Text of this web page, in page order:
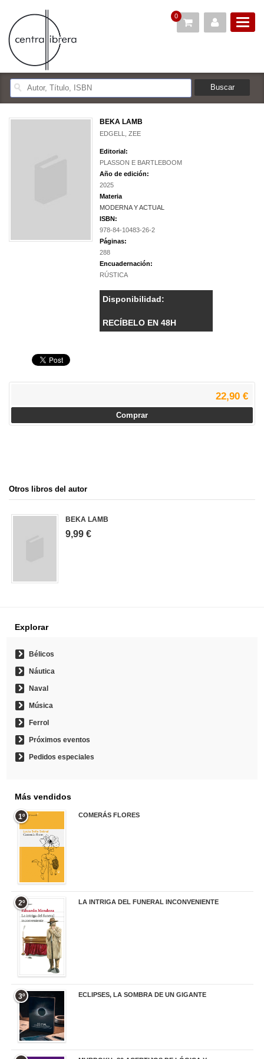
0
BEKA LAMB
EDGELL, ZEE
Editorial:
PLASSON E BARTLEBOOM
Año de edición:
2025
Materia
MODERNA Y ACTUAL
ISBN:
978-84-10483-26-2
Páginas:
288
Encuadernación:
RÚSTICA
Disponibilidad:
RECÍBELO EN 48H
22,90 €
Comprar
Otros libros del autor
BEKA LAMB
9,99 €
Explorar
Bélicos
Náutica
Naval
Música
Ferrol
Próximos eventos
Pedidos especiales
Más vendidos
1º COMERÁS FLORES
2º LA INTRIGA DEL FUNERAL INCONVENIENTE
3º ECLIPSES, LA SOMBRA DE UN GIGANTE